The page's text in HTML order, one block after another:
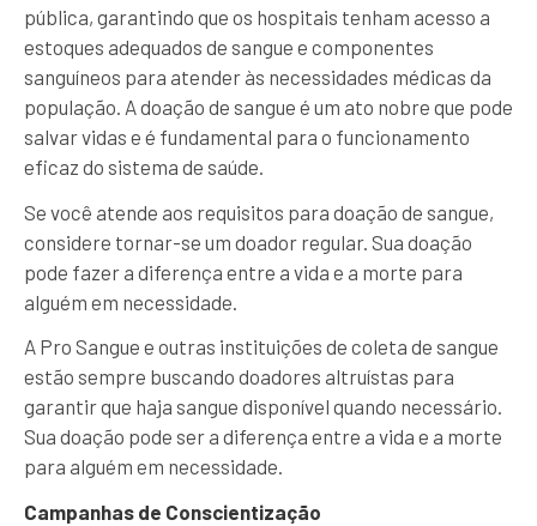
pública, garantindo que os hospitais tenham acesso a
estoques adequados de sangue e componentes
sanguíneos para atender às necessidades médicas da
população. A doação de sangue é um ato nobre que pode
salvar vidas e é fundamental para o funcionamento
eficaz do sistema de saúde.
Se você atende aos requisitos para doação de sangue,
considere tornar-se um doador regular. Sua doação
pode fazer a diferença entre a vida e a morte para
alguém em necessidade.
A Pro Sangue e outras instituições de coleta de sangue
estão sempre buscando doadores altruístas para
garantir que haja sangue disponível quando necessário.
Sua doação pode ser a diferença entre a vida e a morte
para alguém em necessidade.
Campanhas de Conscientização